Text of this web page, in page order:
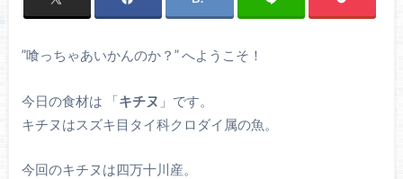
”喰っちゃあいかんのか？” へようこそ！
今日の食材は 「キチヌ 」です。
キチヌはスズキ目タイ科クロダイ属の魚。
今回のキチヌは四万十川産。